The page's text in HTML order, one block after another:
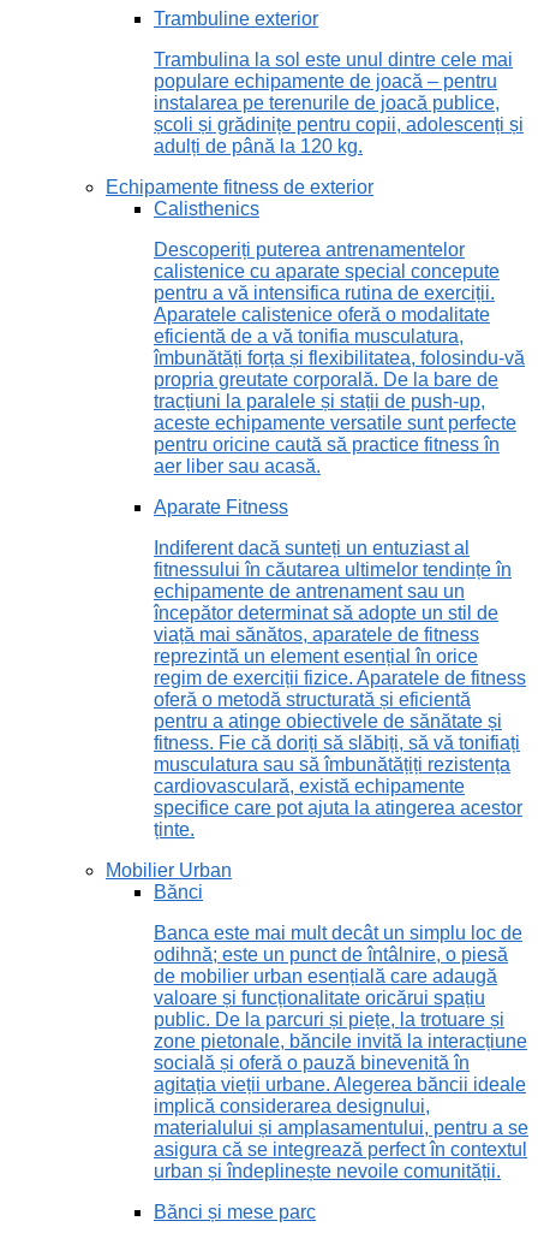
Trambuline exterior
Trambulina la sol este unul dintre cele mai
populare echipamente de joacă – pentru
instalarea pe terenurile de joacă publice,
școli și grădinițe pentru copii, adolescenți și
adulți de până la 120 kg.
Echipamente fitness de exterior
Calisthenics
Descoperiți puterea antrenamentelor
calistenice cu aparate special concepute
pentru a vă intensifica rutina de exerciții.
Aparatele calistenice oferă o modalitate
eficientă de a vă tonifia musculatura,
îmbunătăți forța și flexibilitatea, folosindu-vă
propria greutate corporală. De la bare de
tracțiuni la paralele și stații de push-up,
aceste echipamente versatile sunt perfecte
pentru oricine caută să practice fitness în
aer liber sau acasă.
Aparate Fitness
Indiferent dacă sunteți un entuziast al
fitnessului în căutarea ultimelor tendințe în
echipamente de antrenament sau un
începător determinat să adopte un stil de
viață mai sănătos, aparatele de fitness
reprezintă un element esențial în orice
regim de exerciții fizice. Aparatele de fitness
oferă o metodă structurată și eficientă
pentru a atinge obiectivele de sănătate și
fitness. Fie că doriți să slăbiți, să vă tonifiați
musculatura sau să îmbunătățiți rezistența
cardiovasculară, există echipamente
specifice care pot ajuta la atingerea acestor
ținte.
Mobilier Urban
Bănci
Banca este mai mult decât un simplu loc de
odihnă; este un punct de întâlnire, o piesă
de mobilier urban esențială care adaugă
valoare și funcționalitate oricărui spațiu
public. De la parcuri și piețe, la trotuare și
zone pietonale, băncile invită la interacțiune
socială și oferă o pauză binevenită în
agitația vieții urbane. Alegerea băncii ideale
implică considerarea designului,
materialului și amplasamentului, pentru a se
asigura că se integrează perfect în contextul
urban și îndeplinește nevoile comunității.
Bănci și mese parc